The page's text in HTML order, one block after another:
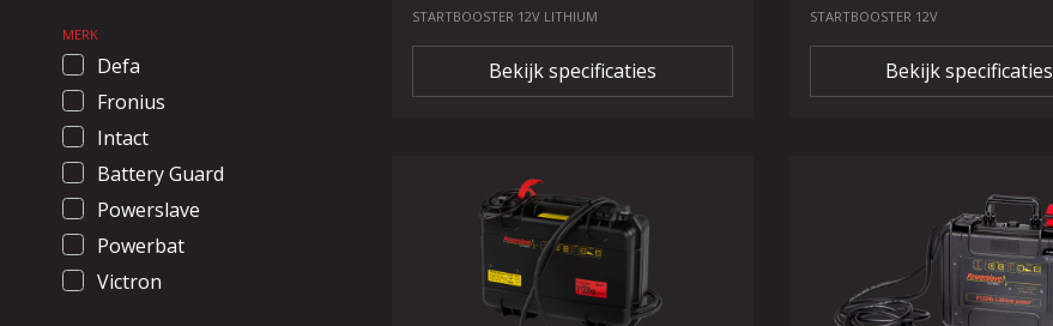
MERK
Defa
Fronius
Intact
Battery Guard
Powerslave
Powerbat
Victron
STARTBOOSTER 12V LITHIUM
Bekijk specificaties
STARTBOOSTER 12V
Bekijk specificaties